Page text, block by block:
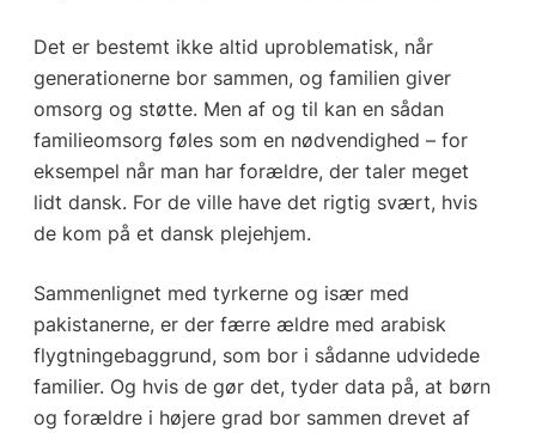
Det er bestemt ikke altid uproblematisk, når
generationerne bor sammen, og familien giver
omsorg og støtte. Men af og til kan en sådan
familieomsorg føles som en nødvendighed – for
eksempel når man har forældre, der taler meget
lidt dansk. For de ville have det rigtig svært, hvis
de kom på et dansk plejehjem.
Sammenlignet med tyrkerne og især med
pakistanerne, er der færre ældre med arabisk
flygtningebaggrund, som bor i sådanne udvidede
familier. Og hvis de gør det, tyder data på, at børn
og forældre i højere grad bor sammen drevet af